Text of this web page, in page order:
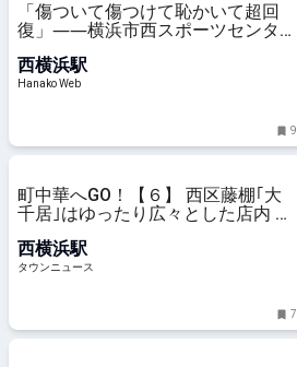
「傷ついて傷つけて恥かいて超回
復」――横浜市西スポーツセンター
KANAGAWA探訪＃18
西横浜駅
Hanako Web
9
町中華へGO！【６】 西区藤棚｢大
千居｣はゆったり広々とした店内 本
南区 | タウンニュース
西横浜駅
タウンニュース
7